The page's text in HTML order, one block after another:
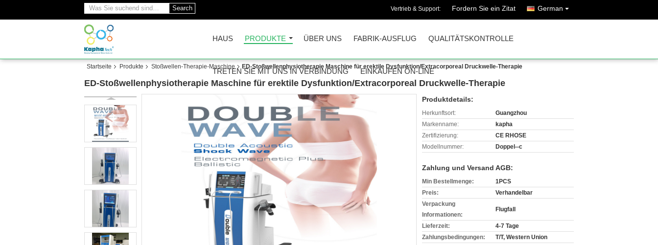
Search Vertrieb & Support: Fordern Sie ein Zitat German
HAUS PRODUKTE ÜBER UNS FABRIK-AUSFLUG QUALITÄTSKONTROLLE
TRETEN SIE MIT UNS IN VERBINDUNG EINKAUFEN ON-LINE
Startseite Produkte Stoßwellen-Therapie-Maschine ED-Stoßwellenphysiotherapie Maschine für erektile Dysfunktion/Extracorporeal Druckwelle-Therapie
ED-Stoßwellenphysiotherapie Maschine für erektile Dysfunktion/Extracorporeal Druckwelle-Therapie
Produktdetails:
Herkunftsort:
Guangzhou
Markenname:
kapha
Zertifizierung:
CE RHOSE
Modellnummer:
Doppel--c
Zahlung und Versand AGB:
Min Bestellmenge:
1PCS
Preis:
Verhandelbar
Verpackung
Informationen:
Flugfall
Lieferzeit:
4-7 Tage
Zahlungsbedingungen:
T/T, Western Union